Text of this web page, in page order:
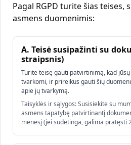
Pagal RGPD turite šias teises,
asmens duomenimis:
A. Teisė susipažinti su
straipsnis)
Turite teisę gauti patvirtinimą, kad
tvarkomi, ir prireikus gauti šių
apie jų tvarkymą.
Taisyklės ir sąlygos: Susisiekite su
asmens tapatybę patvirtinantį
mėnesį (jei sudėtinga, galima pratęsti